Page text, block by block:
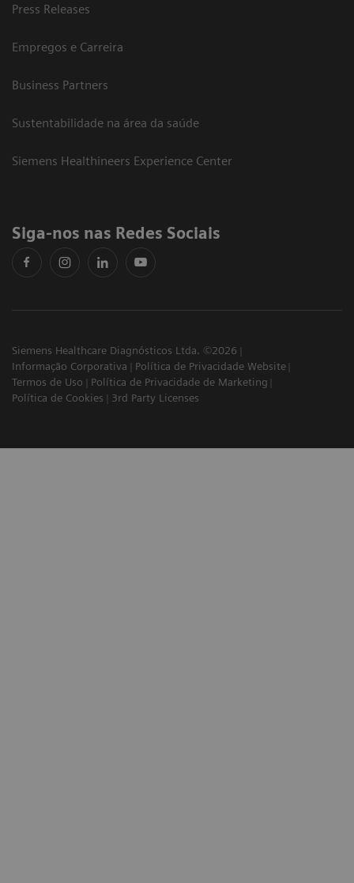
Press Releases
Empregos e Carreira
Business Partners
Sustentabilidade na área da saúde
Siemens Healthineers Experience Center
Siga-nos nas Redes Sociais
Siemens Healthcare Diagnósticos Ltda. ©2026
Informação Corporativa
Política de Privacidade Website
Termos de Uso
Política de Privacidade de Marketing
Política de Cookies
3rd Party Licenses